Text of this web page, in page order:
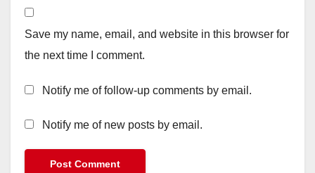
Save my name, email, and website in this browser for
the next time I comment.
Notify me of follow-up comments by email.
Notify me of new posts by email.